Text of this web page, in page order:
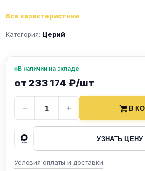
Все характеристики
Категория: Церий
В наличии на складе
от 233 174 ₽/шт
− + В
УЗНАТЬ ЦЕНУ
Условия оплаты и доставки